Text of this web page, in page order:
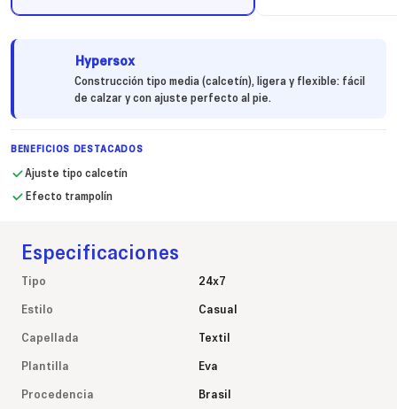
Hypersox
Construcción tipo media (calcetín), ligera y flexible: fácil
de calzar y con ajuste perfecto al pie.
BENEFICIOS DESTACADOS
Ajuste tipo calcetín
Efecto trampolín
Especificaciones
Tipo
24x7
Estilo
Casual
Capellada
Textil
Plantilla
Eva
Procedencia
Brasil